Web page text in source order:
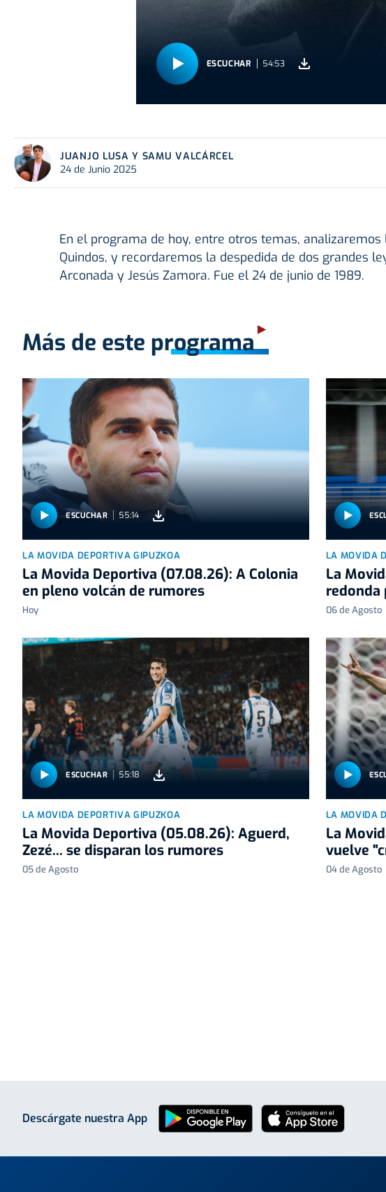
ESCUCHAR 54:53
JUANJO LUSA Y SAMU VALCÁRCEL
24 de Junio 2025
En el programa de hoy, entre otros temas,
Quindos, y recordaremos la despedida de dos grandes
Arconada y Jesús Zamora. Fue el 24 de junio de 1989.
Más de este programa
ESCUCHAR 55:14
LA MOVIDA DEPORTIVA GIPUZKOA
La Movida Deportiva (07.08.26): A Colonia
en pleno volcán de rumores
Hoy
LA MOVIDA
La
redonda
06 de Agosto
ESCUCHAR 55:18
LA MOVIDA DEPORTIVA GIPUZKOA
La Movida Deportiva (05.08.26): Aguerd,
Zezé... se disparan los rumores
05 de Agosto
LA MOVIDA
La
vuelve
04 de Agosto
Descárgate nuestra App